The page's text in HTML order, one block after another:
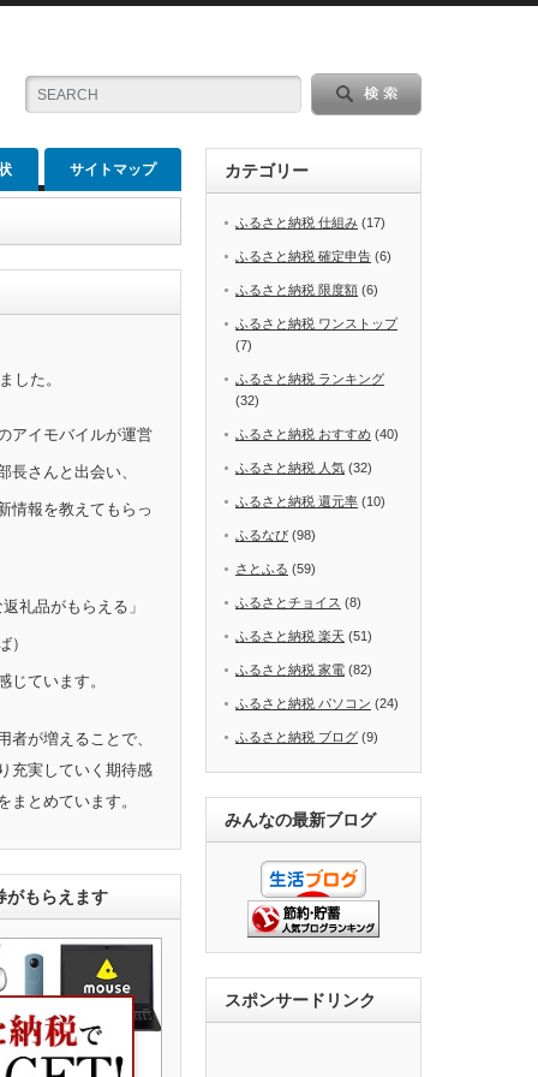
サイトマップ
した。
アイモバイルが運営
長さんと出会い、
情報を教えてもらっ
礼品がもらえる」
）
じています。
者が増えることで、
充実していく期待感
まとめています。
がもらえます
カテゴリー
ふるさと納税 仕組み (17)
ふるさと納税 確定申告 (6)
ふるさと納税 限度額 (6)
ふるさと納税 ワンストップ
(7)
ふるさと納税 ランキング
(32)
ふるさと納税 おすすめ (40)
ふるさと納税 人気 (32)
ふるさと納税 還元率 (10)
ふるなび (98)
さとふる (59)
ふるさとチョイス (8)
ふるさと納税 楽天 (51)
ふるさと納税 家電 (82)
ふるさと納税 パソコン (24)
ふるさと納税 ブログ (9)
みんなの最新ブログ
スポンサードリンク